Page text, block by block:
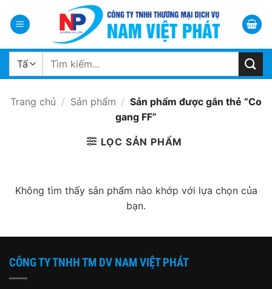
qua
dung
Tìm
Trang chủ / Sản phẩm / Sản phẩm được gắn thẻ “Co
gang FF”
LỌC SẢN PHẨM
Không tìm thấy sản phẩm nào khớp với lựa chọn của
bạn.
CÔNG TY TNHH TM DV NAM VIỆT PHÁT